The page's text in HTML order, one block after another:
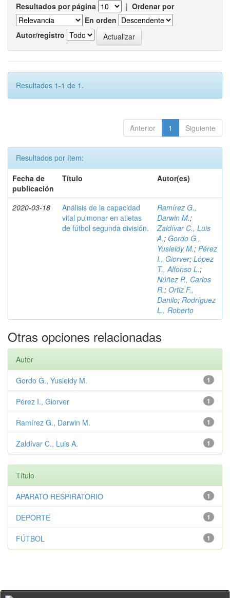
Resultados por página | Ordenar por
En orden
Autor/registro
Resultados 1-1 de 1.
Anterior 1 Siguiente
Resultados por ítem:
Fecha de
publicación
Título Autor(es)
2020-03-18
Análisis de la capacidad
vital pulmonar en atletas
de fútbol segunda división.
Ramírez G.,
Darwin M.;
Zaldívar C., Luis
A.; Gordo G.,
Yusleidy M.; Pérez
I., Giorver; López
T., Alfonso L.;
Núñez P., Carlos
R.; Ortiz F.,
Danilo; Rodríguez
L., Roberto
Otras opciones relacionadas
Autor
1
Gordo G., Yusleidy M.
1
Pérez I., Giorver
1
Ramírez G., Darwin M.
1
Zaldívar C., Luis A.
Título
1
APARATO RESPIRATORIO
1
DEPORTE
1
FÚTBOL